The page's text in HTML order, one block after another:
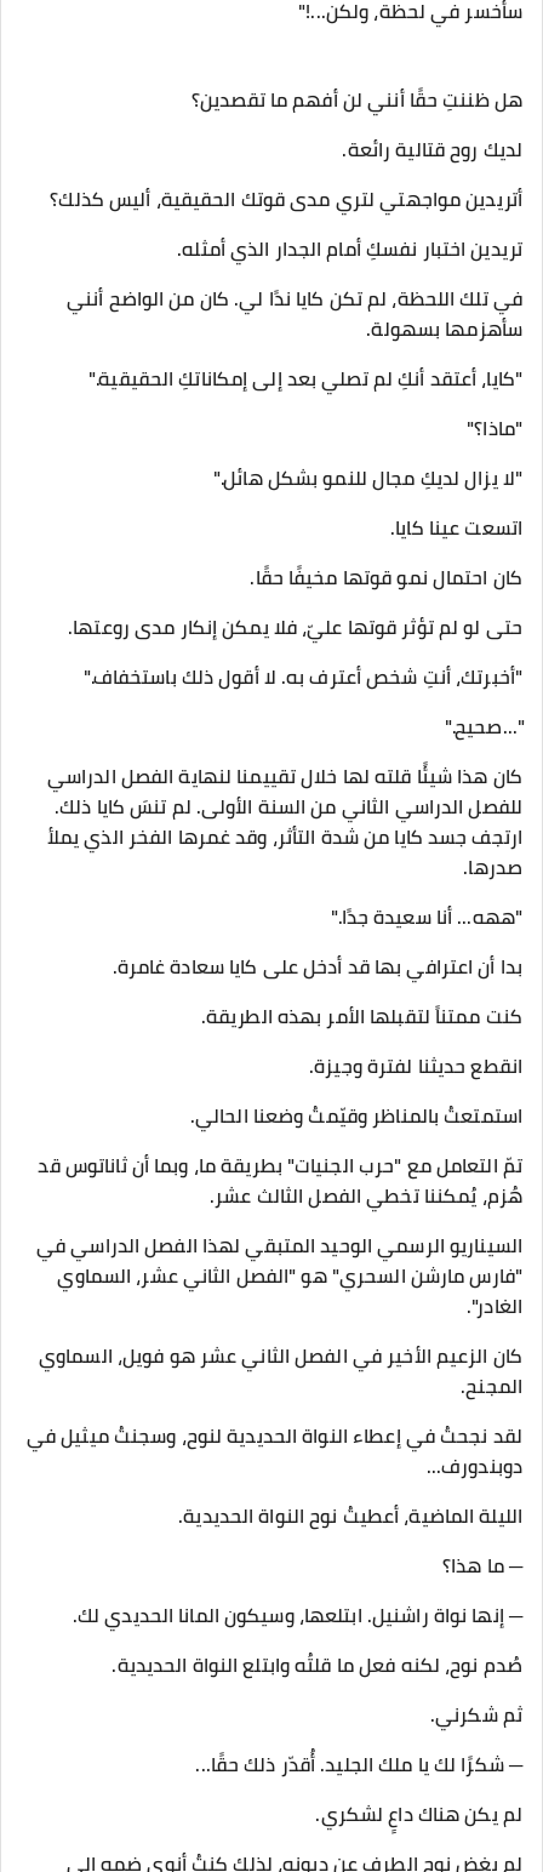
سأخسر في لحظة، ولكن...!"
هل ظننتِ حقًا أنني لن أفهم ما تقصدين؟
لديك روح قتالية رائعة.
أتريدين مواجهتي لتري مدى قوتك الحقيقية، أليس كذلك؟
تريدين اختبار نفسكِ أمام الجدار الذي أمثله.
في تلك اللحظة، لم تكن كايا ندًا لي. كان من الواضح أنني
سأهزمها بسهولة.
"كايا، أعتقد أنكِ لم تصلي بعد إلى إمكاناتكِ الحقيقية."
"ماذا؟"
"لا يزال لديكِ مجال للنمو بشكل هائل."
اتسعت عينا كايا.
كان احتمال نمو قوتها مخيفًا حقًا.
حتى لو لم تؤثر قوتها عليّ، فلا يمكن إنكار مدى روعتها.
"أخبرتك، أنتِ شخص أعترف به. لا أقول ذلك باستخفاف."
"...صحيح."
كان هذا شيئًا قلته لها خلال تقييمنا لنهاية الفصل الدراسي
للفصل الدراسي الثاني من السنة الأولى. لم تنسَ كايا ذلك.
ارتجف جسد كايا من شدة التأثر، وقد غمرها الفخر الذي يملأ
صدرها.
"ههه... أنا سعيدة جدًا."
بدا أن اعترافي بها قد أدخل على كايا سعادة غامرة.
كنت ممتناً لتقبلها الأمر بهذه الطريقة.
انقطع حديثنا لفترة وجيزة.
استمتعتُ بالمناظر وقيّمتُ وضعنا الحالي.
تمّ التعامل مع "حرب الجنيات" بطريقة ما، وبما أن ثاناتوس قد
هُزم، يُمكننا تخطي الفصل الثالث عشر.
السيناريو الرسمي الوحيد المتبقي لهذا الفصل الدراسي في
"فارس مارشن السحري" هو "الفصل الثاني عشر، السماوي
الغادر".
كان الزعيم الأخير في الفصل الثاني عشر هو فويل، السماوي
المجنح.
لقد نجحتُ في إعطاء النواة الحديدية لنوح، وسجنتُ ميثيل في
دوبندورف...
الليلة الماضية، أعطيتُ نوح النواة الحديدية.
─ ما هذا؟
─ إنها نواة راشنيل. ابتلعها، وسيكون المانا الحديدي لك.
صُدم نوح، لكنه فعل ما قلتُه وابتلع النواة الحديدية.
ثم شكرني.
─ شكرًا لك يا ملك الجليد. أُقدّر ذلك حقًا...
لم يكن هناك داعٍ لشكري.
لم يغض نوح الطرف عن ديونه، لذلك كنتُ أنوي ضمه إلى